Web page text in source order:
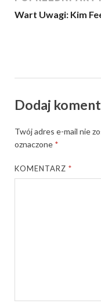
Wart Uwagi: Kim
Dodaj
Twój adres e-mail nie
oznaczone *
KOMENTARZ*